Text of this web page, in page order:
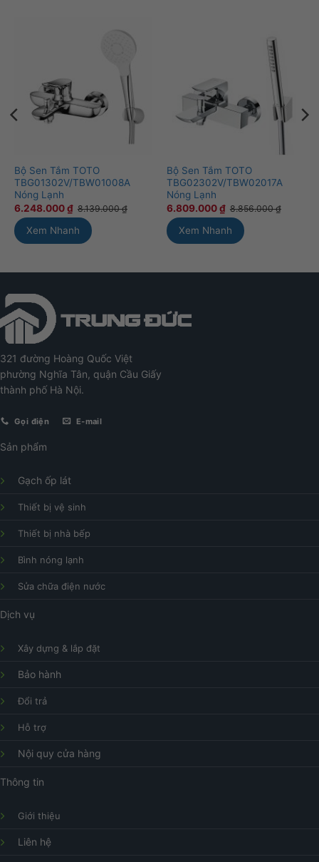
Bộ Sen Tắm TOTO
TBG01302V/TBW01008A
Nóng Lạnh
6.248.000₫ 8.139.000₫
Xem Nhanh
Bộ Sen Tắm TOTO
TBG02302V/TBW02017A
Nóng Lạnh
6.809.000₫ 8.856.000₫
Xem Nhanh
321 đường Hoàng Quốc Việt
phường Nghĩa Tân, quận Cầu Giấy
thành phố Hà Nội.
Gọi điện E-mail
Sản phẩm
Gạch ốp lát
Thiết bị vệ sinh
Thiết bị nhà bếp
Bình nóng lạnh
Sửa chữa điện nước
Dịch vụ
Xây dựng & lắp đặt
Bảo hành
Đổi trả
Hỗ trợ
Nội quy cửa hàng
Thông tin
Giới thiệu
Liên hệ